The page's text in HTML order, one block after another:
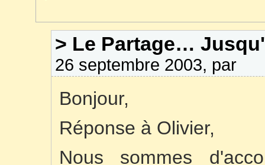
> Le Partage…
26 septembre 2003, par
Bonjour,
Réponse à Olivier,
Nous sommes